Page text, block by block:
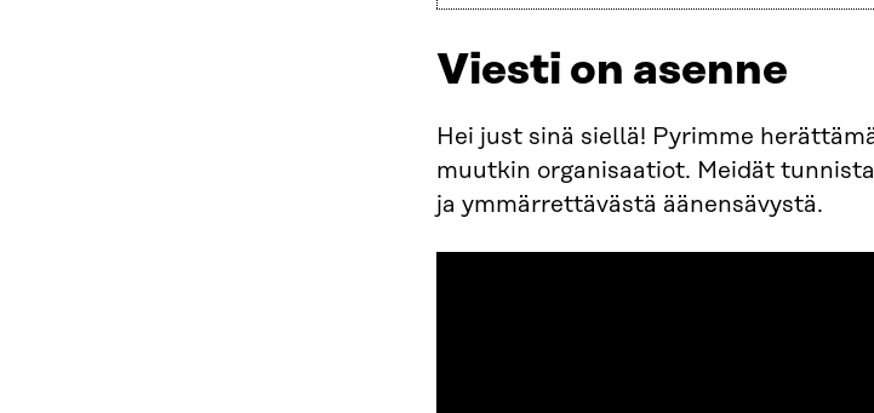
Viesti on asenne
Hei just sinä siellä! Pyrimme
muutkin organisaatiot. Meidät
ja ymmärrettävästä äänensävystä.